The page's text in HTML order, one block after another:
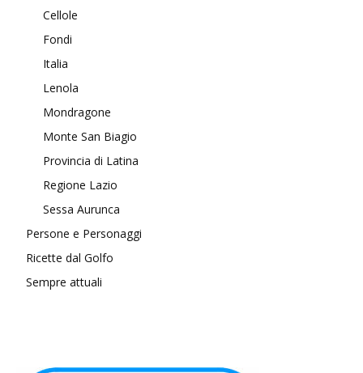
Cellole
Fondi
Italia
Lenola
Mondragone
Monte San Biagio
Provincia di Latina
Regione Lazio
Sessa Aurunca
Persone e Personaggi
Ricette dal Golfo
Sempre attuali